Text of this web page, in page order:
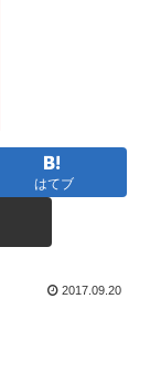
はてブ
2017.09.20